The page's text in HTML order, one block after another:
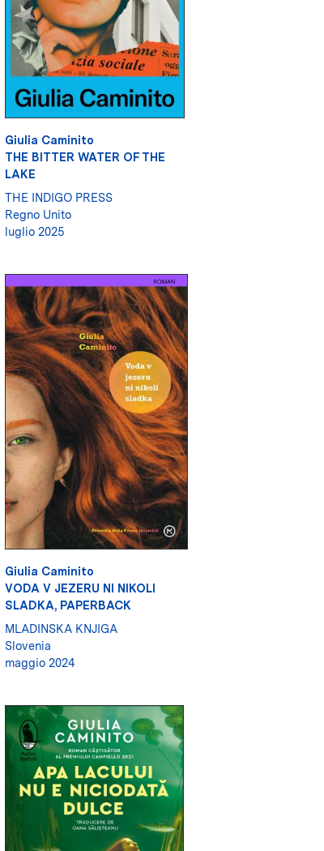
Giulia Caminito
THE BITTER WATER OF THE
LAKE
THE INDIGO PRESS
Regno Unito
luglio 2025
Giulia Caminito
VODA V JEZERU NI NIKOLI
SLADKA, PAPERBACK
MLADINSKA KNJIGA
Slovenia
maggio 2024